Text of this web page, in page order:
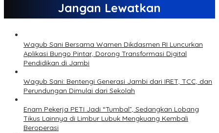
Jangan Lewatkan
Wagub Sani Bersama Wamen Dikdasmen RI Luncurkan
Aplikasi Bungo Pintar, Dorong Transformasi Digital
Pendidikan di Jambi
Wagub Sani: Bentengi Generasi Jambi dari IRET, TCC, dan
Perundungan Dimulai dari Sekolah
Enam Pekerja PETI Jadi “Tumbal”, Sedangkan Lobang
Tikus Lainnya di Limbur Lubuk Mengkuang Kembali
Beroperasi